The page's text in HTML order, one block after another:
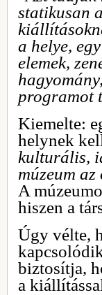
statikusan
a helye,
elemek,
programot
Kiemelte:
helynek
kulturális,
múzeum
A
hiszen a
Úgy vélte,
biztosítja,
a